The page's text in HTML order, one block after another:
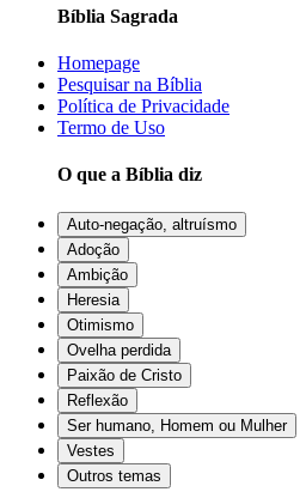
Bíblia Sagrada
Homepage
Pesquisar na Bíblia
Política de Privacidade
Termo de Uso
O que a Bíblia diz
Auto-negação, altruísmo
Adoção
Ambição
Heresia
Otimismo
Ovelha perdida
Paixão de Cristo
Reflexão
Ser humano, Homem ou Mulher
Vestes
Outros temas